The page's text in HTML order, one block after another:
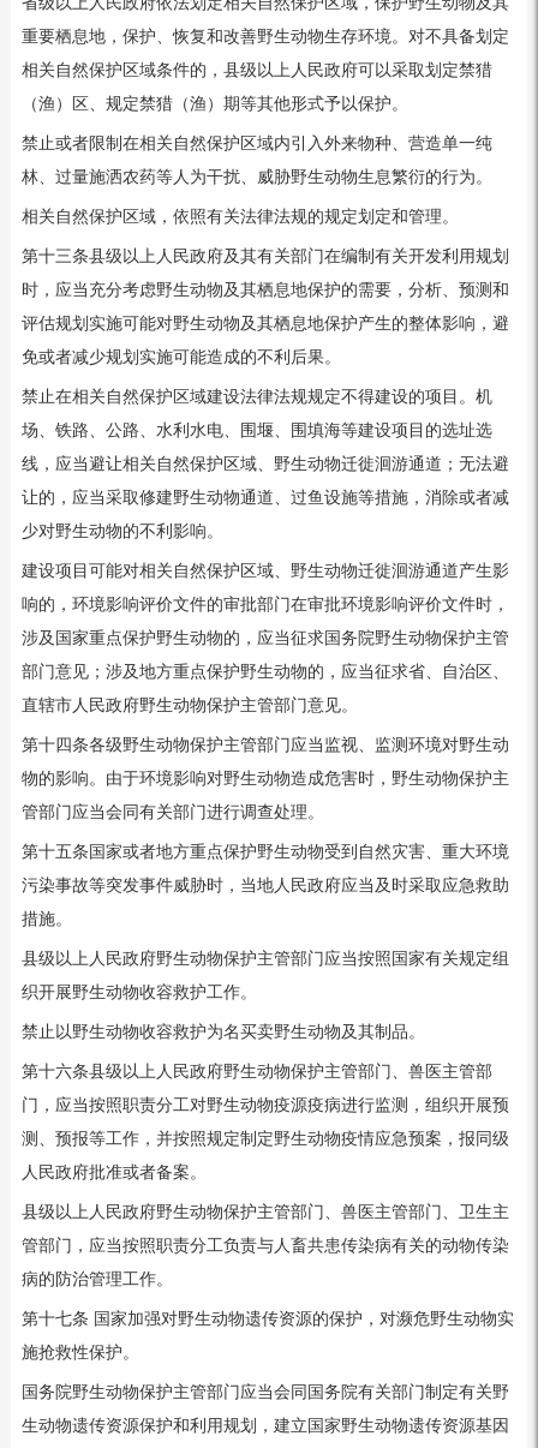
重要栖息地，保护、恢复和改善野生动物生存环境。对不具备划定
相关自然保护区域条件的，县级以上人民政府可以采取划定禁猎
（渔）区、规定禁猎（渔）期等其他形式予以保护。
禁止或者限制在相关自然保护区域内引入外来物种、营造单一纯
林、过量施洒农药等人为干扰、威胁野生动物生息繁衍的行为。
相关自然保护区域，依照有关法律法规的规定划定和管理。
第十三条县级以上人民政府及其有关部门在编制有关开发利用规划
时，应当充分考虑野生动物及其栖息地保护的需要，分析、预测和
评估规划实施可能对野生动物及其栖息地保护产生的整体影响，避
免或者减少规划实施可能造成的不利后果。
禁止在相关自然保护区域建设法律法规规定不得建设的项目。机
场、铁路、公路、水利水电、围堰、围填海等建设项目的选址选
线，应当避让相关自然保护区域、野生动物迁徙洄游通道；无法避
让的，应当采取修建野生动物通道、过鱼设施等措施，消除或者减
少对野生动物的不利影响。
建设项目可能对相关自然保护区域、野生动物迁徙洄游通道产生影
响的，环境影响评价文件的审批部门在审批环境影响评价文件时，
涉及国家重点保护野生动物的，应当征求国务院野生动物保护主管
部门意见；涉及地方重点保护野生动物的，应当征求省、自治区、
直辖市人民政府野生动物保护主管部门意见。
第十四条各级野生动物保护主管部门应当监视、监测环境对野生动
物的影响。由于环境影响对野生动物造成危害时，野生动物保护主
管部门应当会同有关部门进行调查处理。
第十五条国家或者地方重点保护野生动物受到自然灾害、重大环境
污染事故等突发事件威胁时，当地人民政府应当及时采取应急救助
措施。
县级以上人民政府野生动物保护主管部门应当按照国家有关规定组
织开展野生动物收容救护工作。
禁止以野生动物收容救护为名买卖野生动物及其制品。
第十六条县级以上人民政府野生动物保护主管部门、兽医主管部
门，应当按照职责分工对野生动物疫源疫病进行监测，组织开展预
测、预报等工作，并按照规定制定野生动物疫情应急预案，报同级
人民政府批准或者备案。
县级以上人民政府野生动物保护主管部门、兽医主管部门、卫生主
管部门，应当按照职责分工负责与人畜共患传染病有关的动物传染
病的防治管理工作。
第十七条 国家加强对野生动物遗传资源的保护，对濒危野生动物实
施抢救性保护。
国务院野生动物保护主管部门应当会同国务院有关部门制定有关野
生动物遗传资源保护和利用规划，建立国家野生动物遗传资源基因